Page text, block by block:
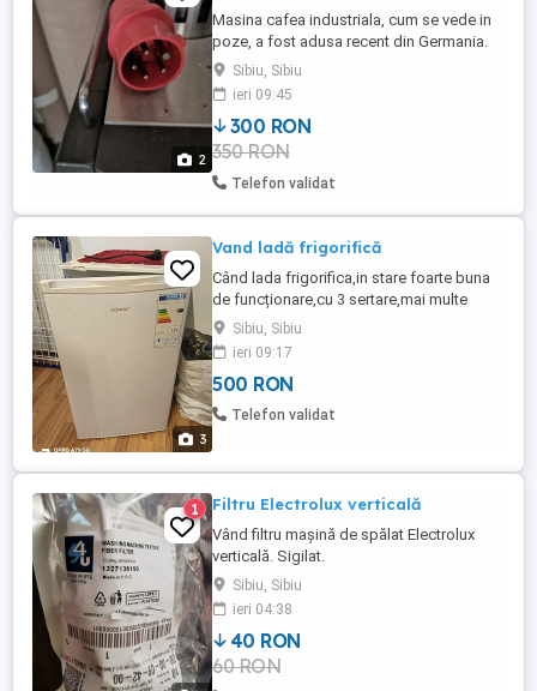
2
Masina cafea industriala, cum se vede in
poze, a fost adusa recent din Germania.
Functioneaza la trifazic
Sibiu, Sibiu
ieri 09:45
300 RON
350 RON
Telefon validat
3
Vand ladă frigorifică
Când lada frigorifica,in stare foarte buna
de funcționare,cu 3 sertare,mai multe
detalii despre acest produs la telefon
Sibiu, Sibiu
ieri 09:17
500 RON
Telefon validat
1 Filtru Electrolux verticală
Vând filtru mașină de spălat Electrolux
verticală. Sigilat.
Sibiu, Sibiu
ieri 04:38
40 RON
60 RON